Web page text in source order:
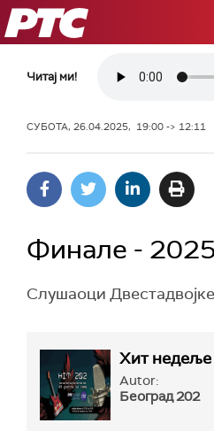
РТС
Читај ми!
СУБОТА, 26.04.2025, 19:00 -> 12:11
Финале -
Слушаоци
Хит недеље
Autor:
Београд 202